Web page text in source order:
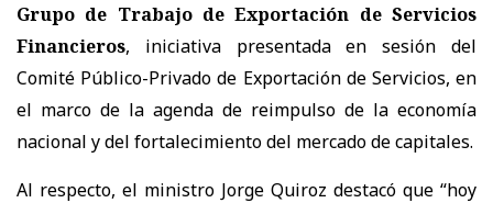
Grupo de Trabajo de Exportación de Servicios
Financieros, iniciativa presentada en sesión del
Comité Público-Privado de Exportación de Servicios, en
el marco de la agenda de reimpulso de la economía
nacional y del fortalecimiento del mercado de capitales.
Al respecto, el ministro Jorge Quiroz destacó que “hoy